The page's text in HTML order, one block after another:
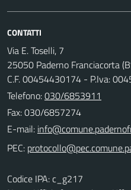
CONTATTI
Via E. Toselli, 7
25050 Paderno Franciacorta
C.F. 00454430174 - P.Iva:
Telefono:030/6853911
Fax: 030/6857274
E-mail:
PEC:
Codice IPA: c_g217